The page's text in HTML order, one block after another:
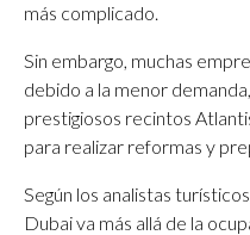
más complicado.
Sin embargo, muchas
debido a la menor
prestigiosos recintos
para realizar reformas y
Según los analistas
Dubai va más allá de la